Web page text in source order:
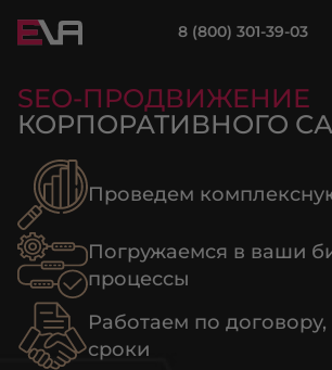
8 (800) 301-39-03
SEO-ПРОДВИЖЕНИЕ
КОРПОРАТИВНОГО
Проведем
Погружаемся в ваши
процессы
Работаем по
сроки